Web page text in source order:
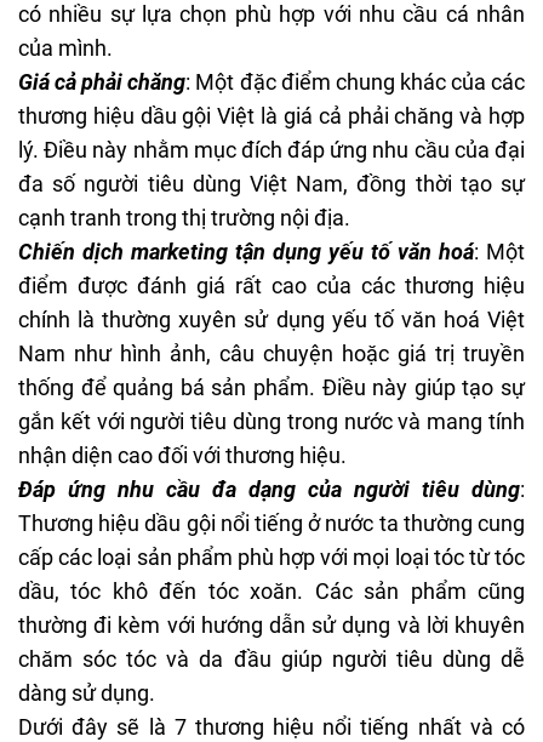
có nhiều sự lựa chọn phù hợp với nhu cầu cá nhân
của mình.
Giá cả phải chăng: Một đặc điểm chung khác của các
thương hiệu dầu gội Việt là giá cả phải chăng và hợp
lý. Điều này nhằm mục đích đáp ứng nhu cầu của đại
đa số người tiêu dùng Việt Nam, đồng thời tạo sự
cạnh tranh trong thị trường nội địa.
Chiến dịch marketing tận dụng yếu tố văn hoá: Một
điểm được đánh giá rất cao của các thương hiệu
chính là thường xuyên sử dụng yếu tố văn hoá Việt
Nam như hình ảnh, câu chuyện hoặc giá trị truyền
thống để quảng bá sản phẩm. Điều này giúp tạo sự
gắn kết với người tiêu dùng trong nước và mang tính
nhận diện cao đối với thương hiệu.
Đáp ứng nhu cầu đa dạng của người tiêu dùng:
Thương hiệu dầu gội nổi tiếng ở nước ta thường cung
cấp các loại sản phẩm phù hợp với mọi loại tóc từ tóc
dầu, tóc khô đến tóc xoăn. Các sản phẩm cũng
thường đi kèm với hướng dẫn sử dụng và lời khuyên
chăm sóc tóc và da đầu giúp người tiêu dùng dễ
dàng sử dụng.
Dưới đây sẽ là 7 thương hiệu nổi tiếng nhất và có